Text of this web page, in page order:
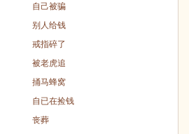
自己被骗
别人给钱
戒指碎了
被老虎追
捅马蜂窝
自已在捡钱
丧葬